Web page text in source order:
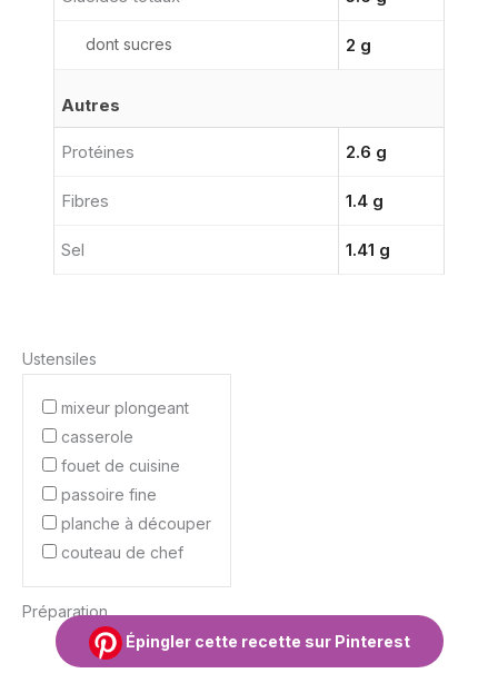
dont sucres 2 g
Autres
Protéines 2.6 g
Fibres 1.4 g
Sel 1.41 g
Ustensiles
mixeur plongeant
casserole
fouet de cuisine
passoire fine
planche à découper
couteau de chef
Préparation
Épingler cette recette sur Pinterest